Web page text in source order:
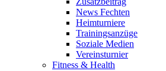
News Fechten
Heimturniere
Trainingsanzüge
Soziale Medien
Vereinsturnier
Fitness & Health